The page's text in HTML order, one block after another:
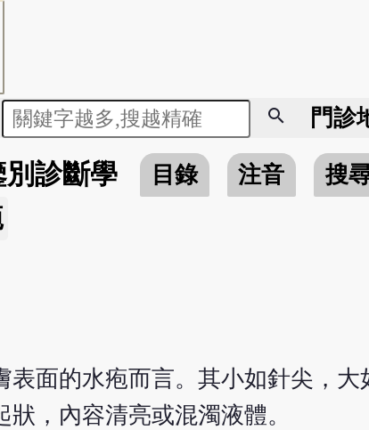
search 門診
診斷學 目錄 注音 搜
表面的水疱而言。其小如針尖，
，內容清亮或混濁液體。